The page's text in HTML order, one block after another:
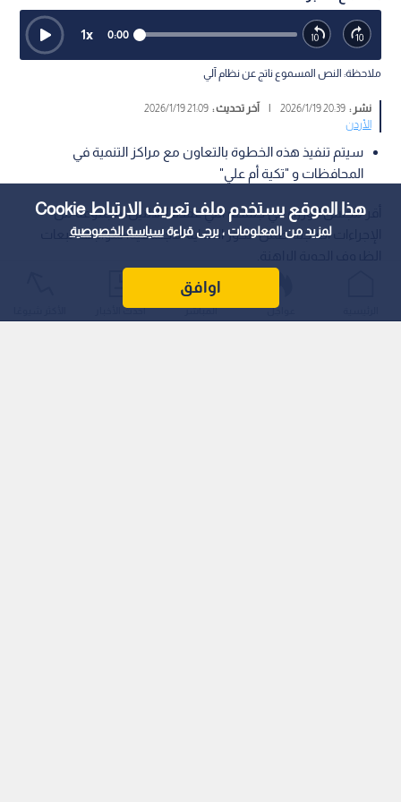
هذا الموقع يستخدم ملف تعريف الارتباط Cookie
لمزيد من المعلومات ، يرجى قراءةسياسة الخصوصية
اوافق
0:00
1x
ملاحظة: النص المسموع ناتج عن نظام آلي
نشر :20:39 2026/1/19
| آخر تحديث :21:09 2026/1/19
الأردن
سيتم تنفيذ هذه الخطوة بالتعاون مع مراكز التنمية في
المحافظات و "تكية أم علي"
أقر مجلس الوزراء في جلسته التي عقدها الاثنين، مجموعة من
الإجراءات العاجلة ضمن محور الحماية الاجتماعية، لمواجهة تبعات
عواجل المباشر أحدث الأخبار